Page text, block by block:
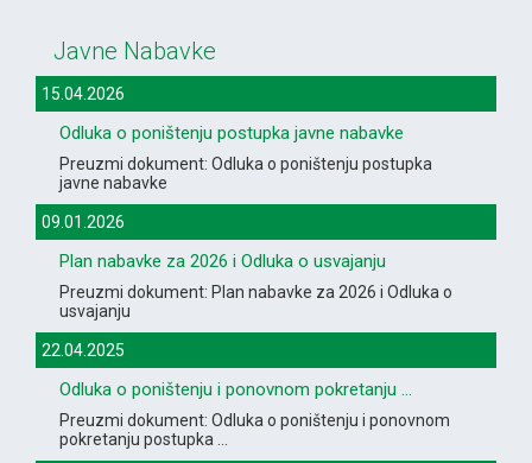
Javne Nabavke
15.04.2026
Odluka o poništenju postupka javne nabavke
Preuzmi dokument: Odluka o poništenju postupka
javne nabavke
09.01.2026
Plan nabavke za 2026 i Odluka o usvajanju
Preuzmi dokument: Plan nabavke za 2026 i Odluka o
usvajanju
22.04.2025
Odluka o poništenju i ponovnom pokretanju ...
Preuzmi dokument: Odluka o poništenju i ponovnom
pokretanju postupka ...